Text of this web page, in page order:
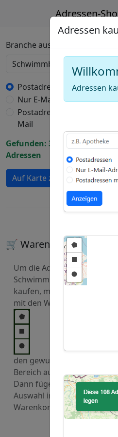
Adressen-
Branche auswählen
Postadressen
Nur E-Mail-Adressen
Postadressen mit E-
Mail
Gefunden: 3830
Adressen
Auf Karte zeigen
🛒 Warenkorb
Um die Adressen von
Schwimmbäder zu
kaufen, markieren Sie
mit den Werkzeugen
den gewuenschten
Bereich auf der Karte.
Dann fügen Sie diese
Auswahl in den
Warenkorb hinzu.
Adressen
Adressen